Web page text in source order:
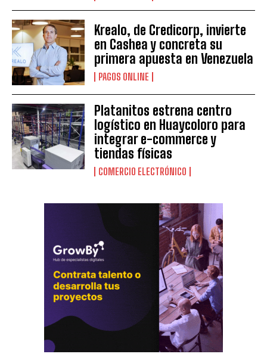
Krealo, de Credicorp, invierte
en Cashea y concreta su
primera apuesta en Venezuela
PAGOS ONLINE
Platanitos estrena centro
logístico en Huaycoloro para
integrar e-commerce y
tiendas físicas
COMERCIO ELECTRÓNICO